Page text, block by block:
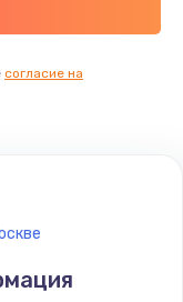
согласие на